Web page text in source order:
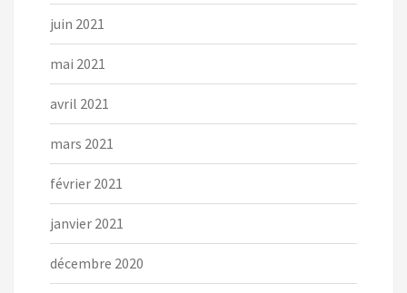
juin 2021
mai 2021
avril 2021
mars 2021
février 2021
janvier 2021
décembre 2020